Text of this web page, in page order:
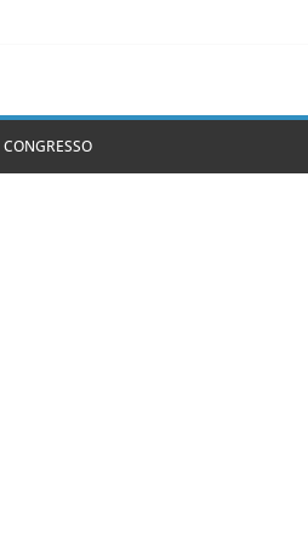
CONGRESSO